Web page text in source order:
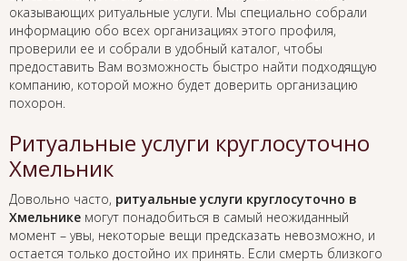
оказывающих ритуальные услуги. Мы специально собрали
информацию обо всех организациях этого профиля,
проверили ее и собрали в удобный каталог, чтобы
предоставить Вам возможность быстро найти подходящую
компанию, которой можно будет доверить организацию
похорон.
Ритуальные услуги круглосуточно
Хмельник
Довольно часто, ритуальные услуги круглосуточно в
Хмельнике могут понадобиться в самый неожиданный
момент – увы, некоторые вещи предсказать невозможно, и
остается только достойно их принять. Если смерть близкого